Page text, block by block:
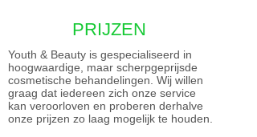
PRIJZEN
Youth & Beauty is gespecialiseerd in
hoogwaardige, maar scherpgeprijsde
cosmetische behandelingen. Wij willen
graag dat iedereen zich onze service
kan veroorloven en proberen derhalve
onze prijzen zo laag mogelijk te houden.